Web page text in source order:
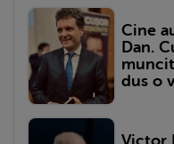
Cine
Dan.
dus o
Victor